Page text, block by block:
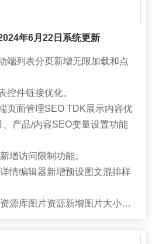
年6月22日系统更新
端列表分页新增无限加载和点
控件链接优化。
页面管理SEO TDK展示内容优
产品/内容SEO变量设置功能
增访问限制功能。
情编辑器新增预设图文混排样
源库图片资源新增图片大小展